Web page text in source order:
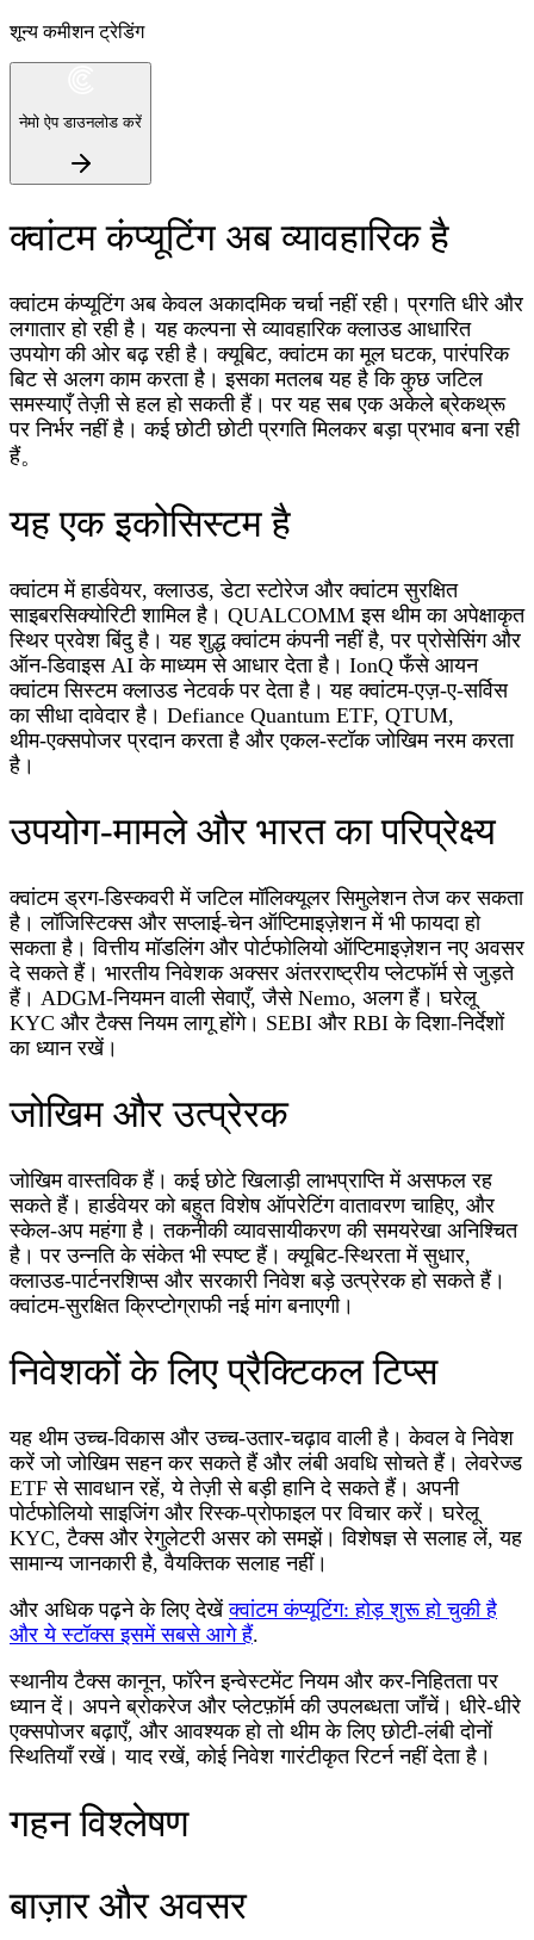
शून्य कमीशन ट्रेडिंग
नेमो ऐप डाउनलोड करें
क्वांटम कंप्यूटिंग अब व्यावहारिक है
क्वांटम कंप्यूटिंग अब केवल अकादमिक चर्चा नहीं रही। प्रगति धीरे और
लगातार हो रही है। यह कल्पना से व्यावहारिक क्लाउड आधारित
उपयोग की ओर बढ़ रही है। क्यूबिट, क्वांटम का मूल घटक, पारंपरिक
बिट से अलग काम करता है। इसका मतलब यह है कि कुछ जटिल
समस्याएँ तेज़ी से हल हो सकती हैं। पर यह सब एक अकेले ब्रेकथ्रू
पर निर्भर नहीं है। कई छोटी छोटी प्रगति मिलकर बड़ा प्रभाव बना रही
हैं。
यह एक इकोसिस्टम है
क्वांटम में हार्डवेयर, क्लाउड, डेटा स्टोरेज और क्वांटम सुरक्षित
साइबरसिक्योरिटी शामिल है। QUALCOMM इस थीम का अपेक्षाकृत
स्थिर प्रवेश बिंदु है। यह शुद्ध क्वांटम कंपनी नहीं है, पर प्रोसेसिंग और
ऑन‑डिवाइस AI के माध्यम से आधार देता है। IonQ फँसे आयन
क्वांटम सिस्टम क्लाउड नेटवर्क पर देता है। यह क्वांटम‑एज़‑ए‑सर्विस
का सीधा दावेदार है। Defiance Quantum ETF, QTUM,
थीम‑एक्सपोजर प्रदान करता है और एकल‑स्टॉक जोखिम नरम करता
है।
उपयोग‑मामले और भारत का परिप्रेक्ष्य
क्वांटम ड्रग‑डिस्कवरी में जटिल मॉलिक्यूलर सिमुलेशन तेज कर सकता
है। लॉजिस्टिक्स और सप्लाई‑चेन ऑप्टिमाइज़ेशन में भी फायदा हो
सकता है। वित्तीय मॉडलिंग और पोर्टफोलियो ऑप्टिमाइज़ेशन नए अवसर
दे सकते हैं। भारतीय निवेशक अक्सर अंतरराष्ट्रीय प्लेटफॉर्म से जुड़ते
हैं। ADGM‑नियमन वाली सेवाएँ, जैसे Nemo, अलग हैं। घरेलू
KYC और टैक्स नियम लागू होंगे। SEBI और RBI के दिशा‑निर्देशों
का ध्यान रखें।
जोखिम और उत्प्रेरक
जोखिम वास्तविक हैं। कई छोटे खिलाड़ी लाभप्राप्ति में असफल रह
सकते हैं। हार्डवेयर को बहुत विशेष ऑपरेटिंग वातावरण चाहिए, और
स्केल‑अप महंगा है। तकनीकी व्यावसायीकरण की समयरेखा अनिश्चित
है। पर उन्नति के संकेत भी स्पष्ट हैं। क्यूबिट‑स्थिरता में सुधार,
क्लाउड‑पार्टनरशिप्स और सरकारी निवेश बड़े उत्प्रेरक हो सकते हैं।
क्वांटम‑सुरक्षित क्रिप्टोग्राफी नई मांग बनाएगी।
निवेशकों के लिए प्रैक्टिकल टिप्स
यह थीम उच्च‑विकास और उच्च‑उतार‑चढ़ाव वाली है। केवल वे निवेश
करें जो जोखिम सहन कर सकते हैं और लंबी अवधि सोचते हैं। लेवरेज्ड
ETF से सावधान रहें, ये तेज़ी से बड़ी हानि दे सकते हैं। अपनी
पोर्टफोलियो साइजिंग और रिस्क‑प्रोफाइल पर विचार करें। घरेलू
KYC, टैक्स और रेगुलेटरी असर को समझें। विशेषज्ञ से सलाह लें, यह
सामान्य जानकारी है, वैयक्तिक सलाह नहीं।
और अधिक पढ़ने के लिए देखेंक्वांटम कंप्यूटिंग: होड़ शुरू हो चुकी है
और ये स्टॉक्स इसमें सबसे आगे हैं.
स्थानीय टैक्स कानून, फॉरेन इन्वेस्टमेंट नियम और कर‑निहितता पर
ध्यान दें। अपने ब्रोकरेज और प्लेटफ़ॉर्म की उपलब्धता जाँचें। धीरे‑धीरे
एक्सपोजर बढ़ाएँ, और आवश्यक हो तो थीम के लिए छोटी‑लंबी दोनों
स्थितियाँ रखें। याद रखें, कोई निवेश गारंटीकृत रिटर्न नहीं देता है।
गहन विश्लेषण
बाज़ार और अवसर